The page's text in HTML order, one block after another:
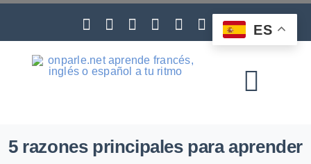
Skip
content
5 razones principales para aprender
ES